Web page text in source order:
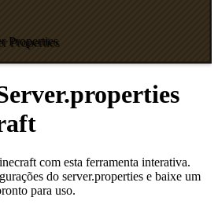
Properties
com esta ferramenta interativa.
do server.properties e baixe um
para uso.